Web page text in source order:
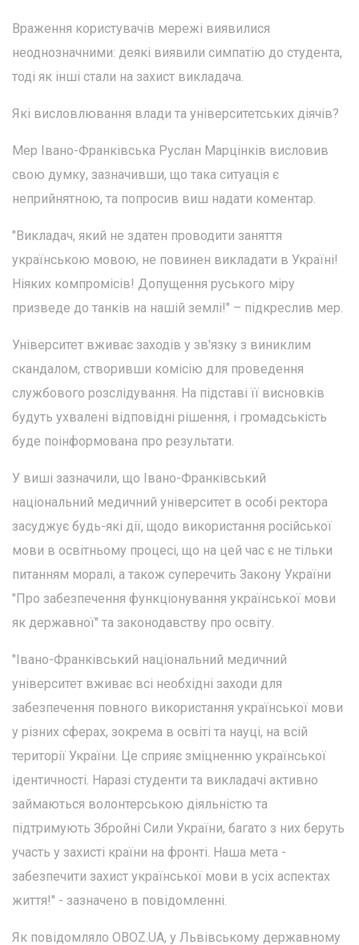
Враження користувачів мережі виявилися
неоднозначними: деякі виявили симпатію до студента,
тоді як інші стали на захист викладача.
Які висловлювання влади та університетських діячів?
Мер Івано-Франківська Руслан Марцінків висловив
свою думку, зазначивши, що така ситуація є
неприйнятною, та попросив виш надати коментар.
"Викладач, який не здатен проводити заняття
українською мовою, не повинен викладати в Україні!
Ніяких компромісів! Допущення руського міру
призведе до танків на нашій землі!" – підкреслив мер.
Університет вживає заходів у зв'язку з виниклим
скандалом, створивши комісію для проведення
службового розслідування. На підставі її висновків
будуть ухвалені відповідні рішення, і громадськість
буде поінформована про результати.
У виші зазначили, що Івано-Франківський
національний медичний університет в особі ректора
засуджує будь-які дії, щодо використання російської
мови в освітньому процесі, що на цей час є не тільки
питанням моралі, а також суперечить Закону України
"Про забезпечення функціонування української мови
як державної" та законодавству про освіту.
"Івано-Франківський національний медичний
університет вживає всі необхідні заходи для
забезпечення повного використання української мови
у різних сферах, зокрема в освіті та науці, на всій
території України. Це сприяє зміцненню української
ідентичності. Наразі студенти та викладачі активно
займаються волонтерською діяльністю та
підтримують Збройні Сили України, багато з них беруть
участь у захисті країни на фронті. Наша мета -
забезпечити захист української мови в усіх аспектах
життя!" - зазначено в повідомленні.
Як повідомляло OBOZ.UA, у Львівському державному